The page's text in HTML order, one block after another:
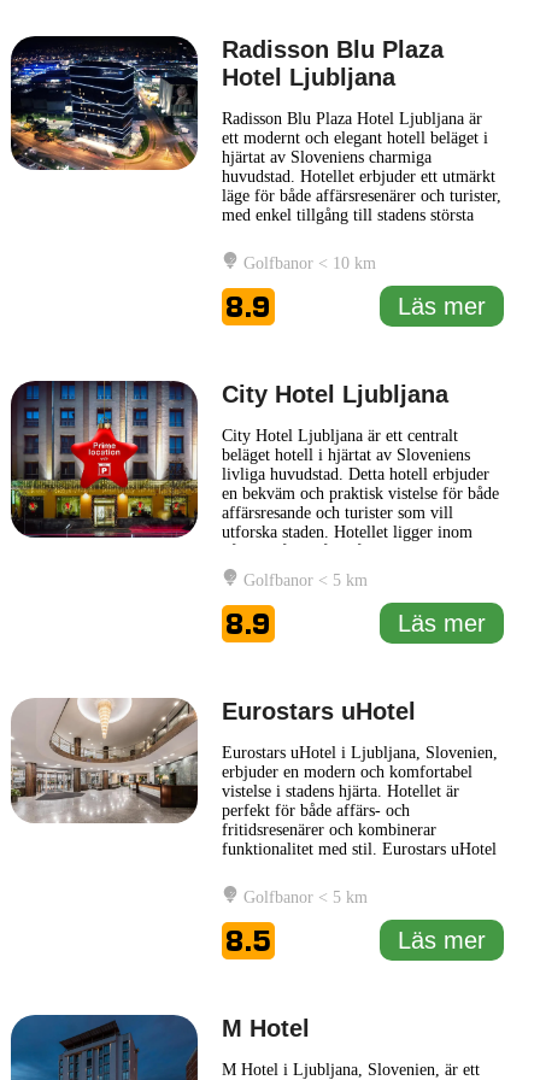
Radisson Blu Plaza
Hotel Ljubljana
Radisson Blu Plaza Hotel Ljubljana är
ett modernt och elegant hotell beläget i
hjärtat av Sloveniens charmiga
huvudstad. Hotellet erbjuder ett utmärkt
läge för både affärsresenärer och turister,
med enkel tillgång till stadens största
stilfullt inredda rum och moderna
faciliteter skapar Radisson Blu Plaza
Hotel Ljubljana en bekväm och
välkomnande atmosfär för... Läs mer
Golfbanor < 10 km
8.9 Läs mer
City Hotel Ljubljana
City Hotel Ljubljana är ett centralt
beläget hotell i hjärtat av Sloveniens
livliga huvudstad. Detta hotell erbjuder
en bekväm och praktisk vistelse för både
affärsresande och turister som vill
utforska staden. Hotellet ligger inom
främsta sevärdheter, inklusive den
imponerande Ljubljanas slott, den
pittoreska floden Ljubljanica och det
livliga Preserentorget. Rummen ... Läs
mer
Golfbanor < 5 km
8.9 Läs mer
Eurostars uHotel
Eurostars uHotel i Ljubljana, Slovenien,
erbjuder en modern och komfortabel
vistelse i stadens hjärta. Hotellet är
perfekt för både affärs- och
fritidsresenärer och kombinerar
funktionalitet med stil. Eurostars uHotel
höga servicekvalitet, vilket gör det till
ett förstahandsval för många besökare i
staden. Besökare på Eurostars uHotel
kan njuta av en mängd
... Läs mer
Golfbanor < 5 km
8.5 Läs mer
M Hotel
M Hotel i Ljubljana, Slovenien, är ett